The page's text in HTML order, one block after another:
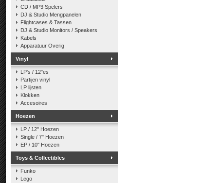
CD / MP3 Spelers
DJ & Studio Mengpanelen
Flightcases & Tassen
DJ & Studio Monitors / Speakers
Kabels
Apparatuur Overig
Vinyl
LP's / 12"es
Partijen vinyl
LP lijsten
Klokken
Accesoires
Hoezen
LP / 12" Hoezen
Single / 7" Hoezen
EP / 10" Hoezen
Toys & Collectibles
Funko
Lego